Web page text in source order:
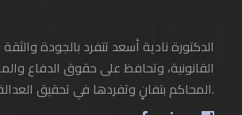
الدكتورة نادية أسعد تتفرد بالجودة
القانونية، وتحافظ على حقوق الدفاع
المحاكم بتفانٍ وتفردها في تحقيق العدالة.